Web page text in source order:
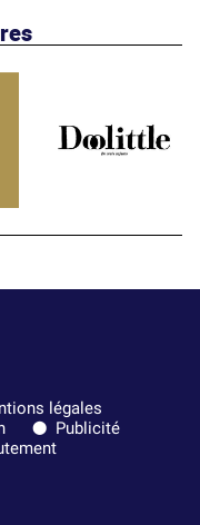
légales
Publicité